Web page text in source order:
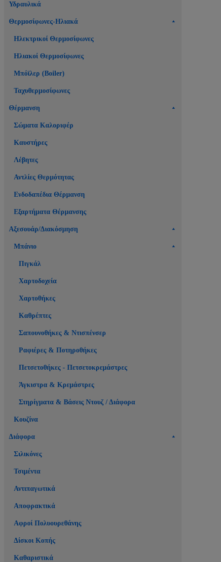
Υδραυλικά
Θερμοσίφωνες-Ηλιακά
Ηλεκτρικοί Θερμοσίφωνες
Ηλιακοί Θερμοσίφωνες
Μπόϊλερ (Boiler)
Ταχυθερμοσίφωνες
Θέρμανση
Σώματα Καλοριφέρ
Καυστήρες
Λέβητες
Αντλίες Θερμότητας
Ενδοδαπέδια Θέρμανση
Εξαρτήματα Θέρμανσης
Αξεσουάρ/Διακόσμηση
Μπάνιο
Πιγκάλ
Χαρτοδοχεία
Χαρτοθήκες
Καθρέπτες
Σαπουνοθήκες & Ντισπένσερ
Ραφιέρες & Ποτηροθήκες
Πετσετοθήκες - Πετσετοκρεμάστρες
Άγκιστρα & Κρεμάστρες
Στηρίγματα & Βάσεις Ντουζ / Διάφορα
Κουζίνα
Διάφορα
Σιλικόνες
Τσιμέντα
Αντιπαγωτικά
Αποφρακτικά
Αφροί Πολυουρεθάνης
Δίσκοι Κοπής
Καθαριστικά